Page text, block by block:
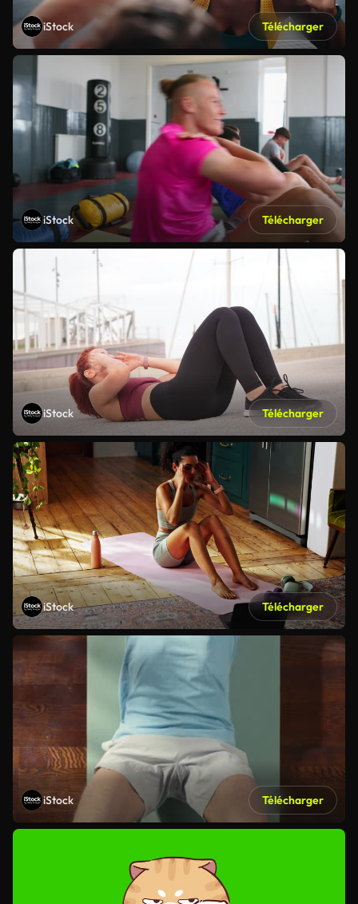
iStock Télécharger
iStock Télécharger
iStock Télécharger
iStock Télécharger
iStock Télécharger